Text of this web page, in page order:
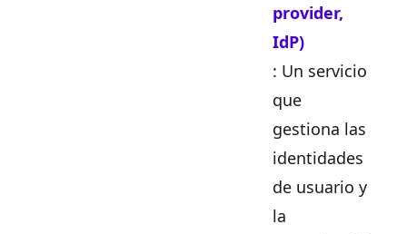
provider,
IdP)
: Un servicio
que
gestiona las
identidades
de usuario y
la